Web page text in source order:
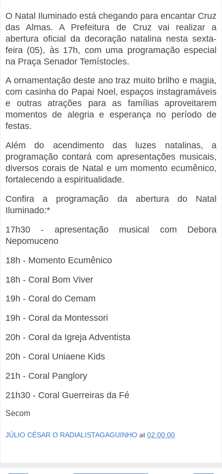
O Natal Iluminado está chegando para encantar Cruz
das Almas. A Prefeitura de Cruz vai realizar a
abertura oficial da decoração natalina nesta sexta-
feira (05), às 17h, com uma programação especial
na Praça Senador Temístocles.
A ornamentação deste ano traz muito brilho e magia,
com casinha do Papai Noel, espaços instagramáveis
e outras atrações para as famílias aproveitarem
momentos de alegria e esperança no período de
festas.
Além do acendimento das luzes natalinas, a
programação contará com apresentações musicais,
diversos corais de Natal e um momento ecumênico,
fortalecendo a espiritualidade.
Confira a programação da abertura do Natal
Iluminado:*
17h30 - apresentação musical com Debora
Nepomuceno
18h - Momento Ecumênico
18h - Coral Bom Viver
19h - Coral do Cemam
19h - Coral da Montessori
20h - Coral da Igreja Adventista
20h - Coral Uniaene Kids
21h - Coral Panglory
21h30 - Coral Guerreiras da Fé
Secom
JÚLIO CÉSAR O RADIALISTAGAGUINHO at 02:00:00